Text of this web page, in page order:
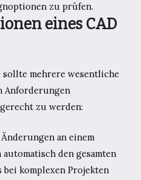
zu prüfen.
eines CAD
sollte mehrere wesentliche
Anforderungen
zu werden:
Änderungen an einem
den gesamten
bei komplexen Projekten